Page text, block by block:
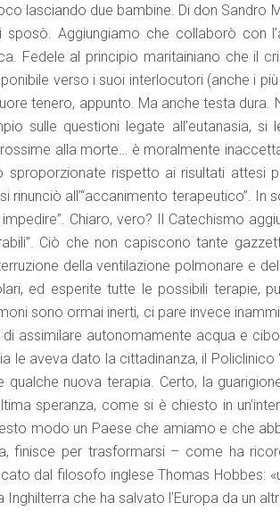
lasciando due bambine. Di don Sandro
Aggiungiamo che collaborò con
Fedele al principio maritainiano che il
verso i suoi interlocutori (anche i
tenero, appunto. Ma anche testa
sulle questioni legate all’eutanasia,
alla morte… è moralmente
sproporzionate rispetto ai risultati attesi
rinunciò all’“accanimento terapeutico”.
Chiaro, vero? Il Catechismo
Ciò che non capiscono tante
della ventilazione polmonare e
ed esperite tutte le possibili terapie,
sono ormai inerti, ci pare invece
assimilare autonomamente acqua e
le aveva dato la cittadinanza, il
qualche nuova terapia. Certo, la
speranza, come si è chiesto in
modo un Paese che amiamo e che
finisce per trasformarsi – come ha
dal filosofo inglese Thomas Hobbes:
Inghilterra che ha salvato l’Europa da un